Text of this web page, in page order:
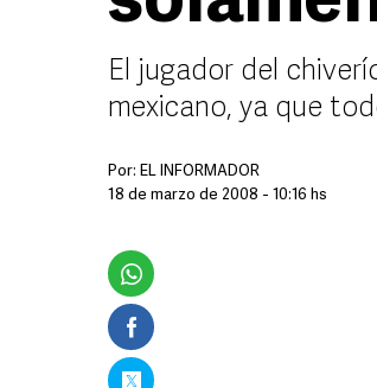
El jugador del
mexicano, ya que
Por: EL INFORMADOR
18 de marzo de 2008 - 10:16 hs